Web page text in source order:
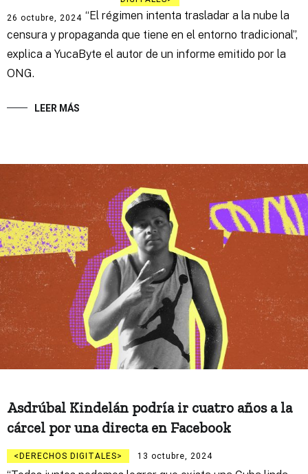
26 octubre, 2024 “El régimen intenta trasladar a la nube la
censura y propaganda que tiene en el entorno tradicional”,
explica a YucaByte el autor de un informe emitido por la
ONG.
LEER MÁS
Asdrúbal Kindelán podría ir cuatro años a la
cárcel por una directa en Facebook
DERECHOS DIGITALES 13 octubre, 2024